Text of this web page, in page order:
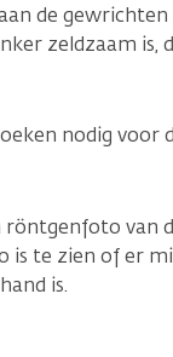
de
zeldzaam is,
nodig voor
van
is te zien of er
is.